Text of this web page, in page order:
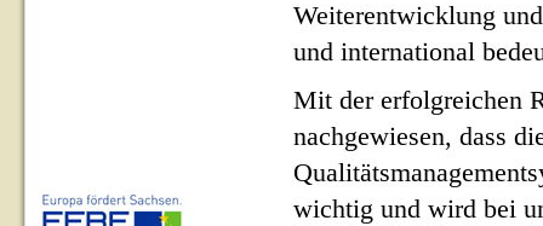
Weiterentwicklung
und international
Mit der erfolgreichen
nachgewiesen, dass
wichtig und wird bei